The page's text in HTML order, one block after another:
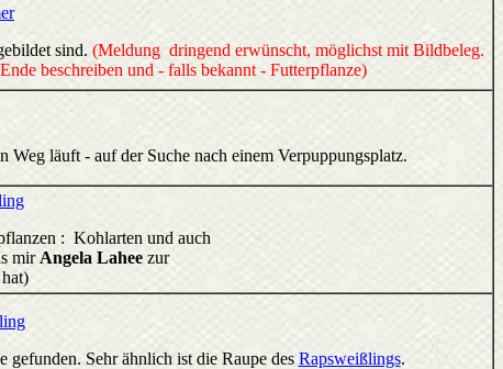
sind. (Meldung dringend erwünscht, möglichst mit Bildbeleg.
beschreiben und - falls bekannt - Futterpflanze)
Weg läuft - auf der Suche nach einem Verpuppungsplatz.
: Kohlarten und auch
mir Angela Laheezur
gefunden. Sehr ähnlich ist die Raupe des Rapsweißlings.